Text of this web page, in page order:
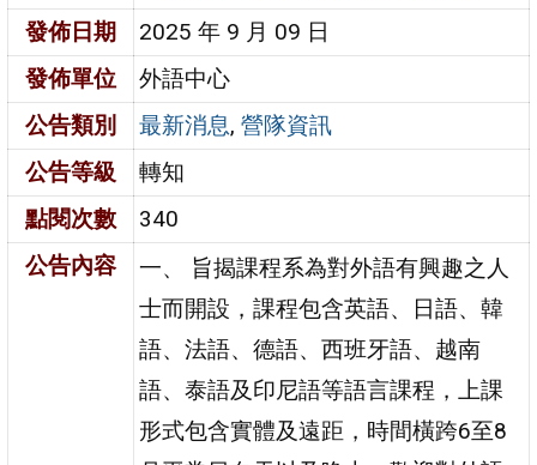
發佈日期
2025 年 9 月 09 日
發佈單位
外語中心
公告類別
最新消息,營隊資訊
公告等級
轉知
點閱次數
340
公告內容
一、 旨揭課程系為對外語有興趣之人
士而開設，課程包含英語、日語、韓
語、法語、德語、西班牙語、越南
語、泰語及印尼語等語言課程，上課
形式包含實體及遠距，時間橫跨6至8